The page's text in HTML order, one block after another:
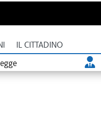
IL CITTADINO